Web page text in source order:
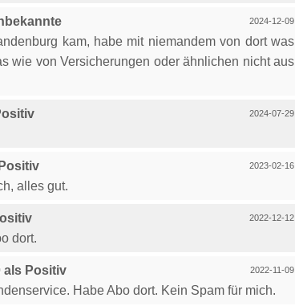
2024-12-09
kam, habe mit niemandem von dort was
wie von Versicherungen oder ähnlichen nicht aus
2024-07-29
2023-02-16
alles gut.
2022-12-12
dort.
2022-11-09
als Positiv
Habe Abo dort. Kein Spam für mich.